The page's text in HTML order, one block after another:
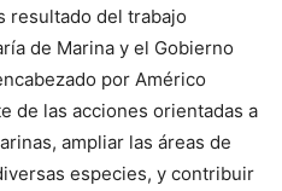
resultado del trabajo
de Marina y el Gobierno
por Américo
de las acciones orientadas a
ampliar las áreas de
especies, y contribuir